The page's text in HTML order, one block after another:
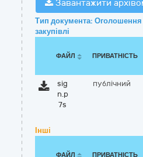
Завантажити
Тип документа:
закупівлі
ФАЙЛ ПРИВАТНІСТЬ
sig
n.p
7s
публічний
Інші
ФАЙЛ ПРИВАТНІСТЬ